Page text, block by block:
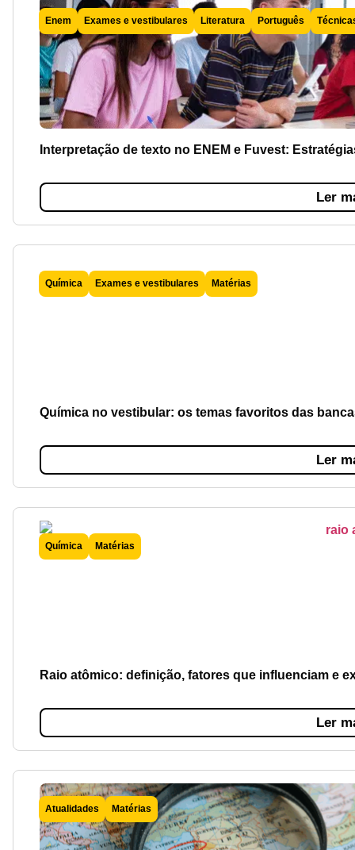
Interpretação de texto no ENEM e Fuvest:
Ler
Enem Exames e vestibulares Literatura Português
Química no vestibular: os temas favoritos das
Ler
Química Exames e vestibulares Matérias
Raio atômico: definição, fatores que influenciam e
Ler
Química Matérias
Atualidades Matérias